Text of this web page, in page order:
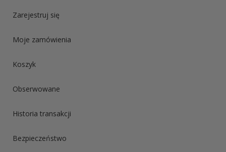
Zarejestruj się
Moje zamówienia
Koszyk
Obserwowane
Historia transakcji
Bezpieczeństwo